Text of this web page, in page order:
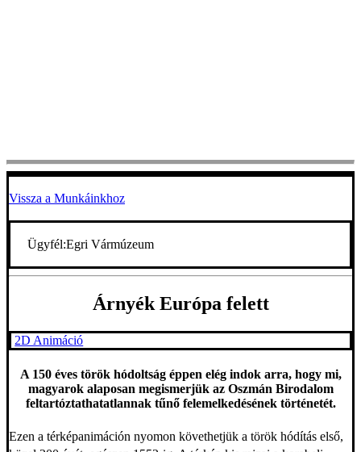
Vissza a Munkáinkhoz
Ügyfél:Egri Vármúzeum
Árnyék Európa felett
2D Animáció
A 150 éves török hódoltság éppen elég indok arra, hogy mi,
magyarok alaposan megismerjük az Oszmán Birodalom
feltartóztathatatlannak tűnő felemelkedésének történetét.
Ezen a térképanimáción nyomon követhetjük a török hódítás első,